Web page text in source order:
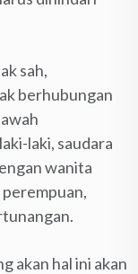
sah,
berhubungan
laki, saudara
wanita
akan hal ini akan